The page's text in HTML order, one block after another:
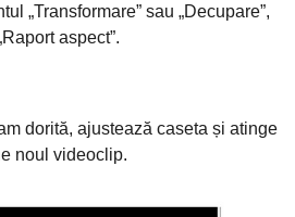
„Transformare” sau „Decupare”,
aspect”.
dorită, ajustează caseta și atinge
noul videoclip.